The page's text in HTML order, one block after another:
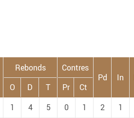
Rebonds
O
D T
Contres
Pr
Ct
Pd In
1 4 5 0 1 2 1